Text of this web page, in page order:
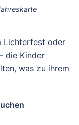
Lichterfest oder
die Kinder
was zu ihrem